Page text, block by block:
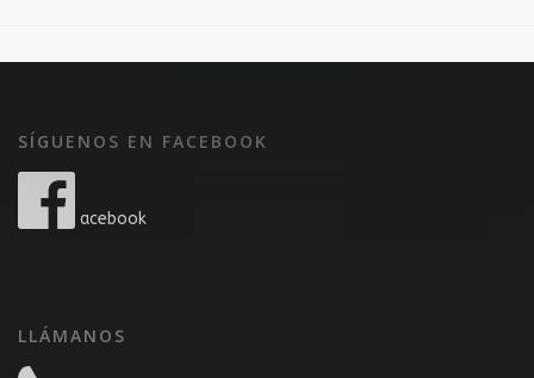
SÍGUENOS EN FACEBOOK
acebook
LLÁMANOS